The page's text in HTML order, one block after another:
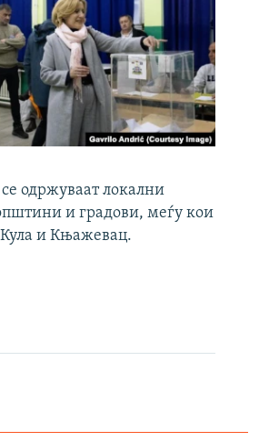
одржуваат локални
и градови, меѓу кои
и Књажевац.